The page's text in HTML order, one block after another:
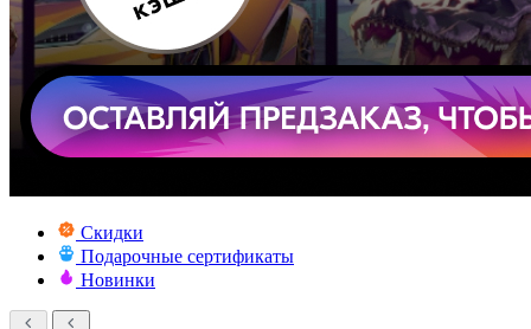
Скидки
Подарочные сертификаты
Новинки